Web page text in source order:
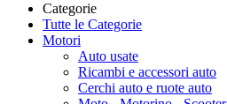
Categorie
Tutte le Categorie
Motori
Auto usate
Ricambi e accessori auto
Cerchi auto e ruote auto